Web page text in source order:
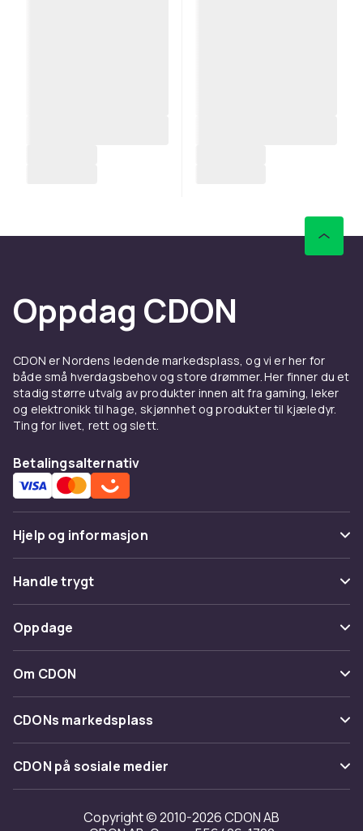
Oppdag CDON
CDON er Nordens ledende markedsplass, og vi er her for
både små hverdagsbehov og store drømmer. Her finner du et
stadig større utvalg av produkter innen alt fra gaming, leker
og elektronikk til hage, skjønnhet og produkter til kjæledyr.
Ting for livet, rett og slett.
Betalingsalternativ
Hjelp og informasjon
Vanlige spørsmål
Spor pakke
Angre & returner her
Kontakt oss
Handle trygt
Betaling
Levering
Tilbakekallinger
Oppdage
Kategorier
Varemerker
Om CDON
Om oss
Kundeanmeldelser
Jobbe på CDON
Investor relations
CDONs markedsplass
Merchant Help Center
CDON på sosiale medier
Copyright © 2010-2026 CDON AB